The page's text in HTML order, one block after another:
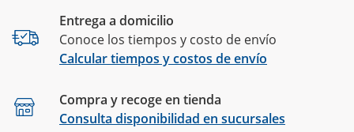
Entrega a domicilio
Conoce los tiempos y costo de envío
Calcular tiempos y costos de envío
Compra y recoge en tienda
Consulta disponibilidad en sucursales